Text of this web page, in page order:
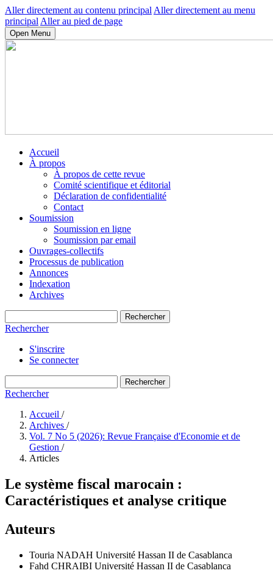
Aller directement au contenu principal Aller directement au menu
principal Aller au pied de page
Open Menu
Accueil
À propos
À propos de cette revue
Comité scientifique et éditorial
Déclaration de confidentialité
Contact
Soumission
Soumission en ligne
Soumission par email
Ouvrages-collectifs
Processus de publication
Annonces
Indexation
Archives
Rechercher
Rechercher
S'inscrire
Se connecter
Rechercher
Rechercher
Accueil /
Archives /
Vol. 7 No 5 (2026): Revue Française d'Economie et de
Gestion /
Articles
Le système fiscal marocain :
Caractéristiques et analyse critique
Auteurs
Touria NADAH Université Hassan II de Casablanca
Fahd CHRAIBI Université Hassan II de Casablanca